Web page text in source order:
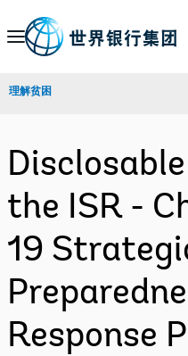
Skip
Navigation
理解贫困
the ISR -
19
Response